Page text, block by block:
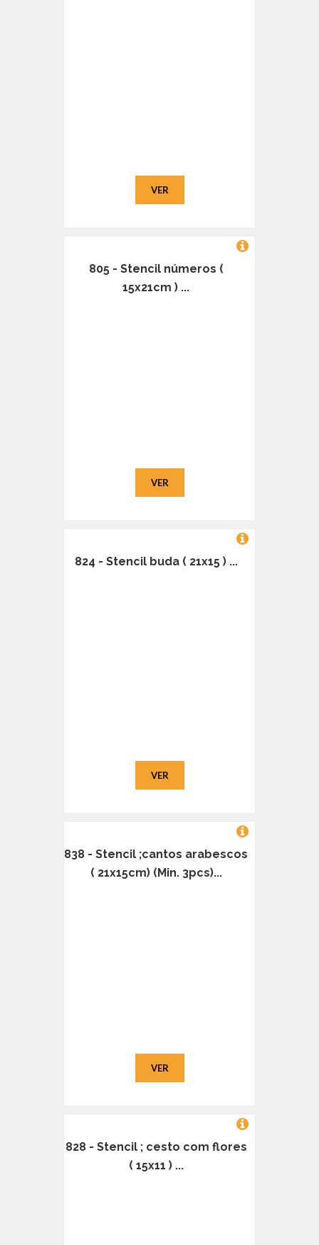
VER
805 - Stencil números (
15x21cm ) ...
VER
824 - Stencil buda ( 21x15 ) ...
VER
838 - Stencil ;cantos arabescos
( 21x15cm) (Min. 3pcs)...
VER
828 - Stencil ; cesto com flores
( 15x11 ) ...